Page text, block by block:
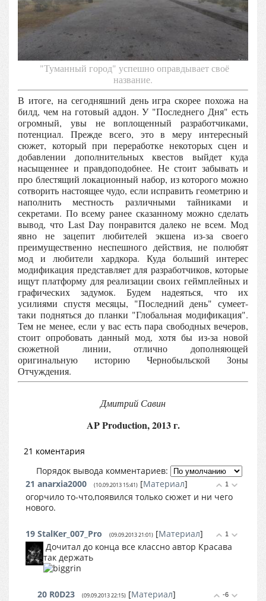
"Туманный город" успешно оправдывает своё
название.
В итоге, на сегодняшний день игра скорее похожа на
билд, чем на готовый аддон. У "Последнего Дня" есть
огромный, увы не воплощенный разработчиками,
потенциал. Прежде всего, это в меру интересный
сюжет, который при переработке некоторых сцен и
добавлении дополнительных квестов выйдет куда
насыщеннее и правдоподобнее. Не стоит забывать и
про блестящий локационный набор, из которого можно
сотворить настоящее чудо, если исправить геометрию и
наполнить местность различными тайниками и
секретами. По всему ранее сказанному можно сделать
вывод, что Last Day понравится далеко не всем. Мод
явно не зацепит любителей экшена из-за своего
преимущественно неспешного действия, не полюбят
мод и любители хардкора. Куда больший интерес
модификация представляет для разработчиков, которые
ищут платформу для реализации своих геймплейных и
графических задумок. Будем надеяться, что их
усилиями спустя месяцы, "Последний день" сумеет-
таки подняться до планки "Глобальная модификация".
Тем не менее, если у вас есть пара свободных вечеров,
стоит опробовать данный мод, хотя бы из-за новой
сюжетной линии, отлично дополняющей
оригинальную историю Чернобыльской Зоны
Отчуждения.
Дмитрий Савин
AP Production, 2013 г.
21 коментария
Порядок вывода комментариев:
1
21 anarxia2000 (10.09.2013 15:41) [Материал]
огорчило то-что,появился только сюжет и ни чего
нового.
1
19 StalKer_007_Pro (09.09.2013 21:01) [Материал]
Дочитал до конца все классно автор Красава
так держать
-6
20 R0D23 (09.09.2013 22:15) [Материал]